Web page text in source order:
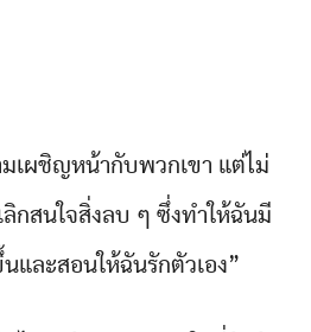
เผชิญหน้ากับพวกเขา แต่ไม่
กสนใจสิ่งลบ ๆ ซึ่งทำให้ฉันมี
และสอนให้ฉันรักตัวเอง”